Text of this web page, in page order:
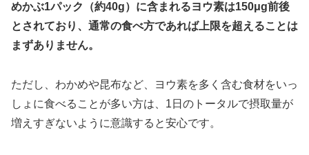
めかぶ1パック（約40g）に含まれるヨウ素は150μg前後
とされており、通常の食べ方であれば上限を超えることは
まずありません。
ただし、わかめや昆布など、ヨウ素を多く含む食材をいっ
しょに食べることが多い方は、1日のトータルで摂取量が
増えすぎないように意識すると安心です。